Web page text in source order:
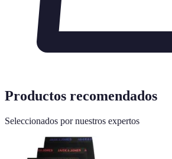
Productos recomendados
Seleccionados por nuestros expertos